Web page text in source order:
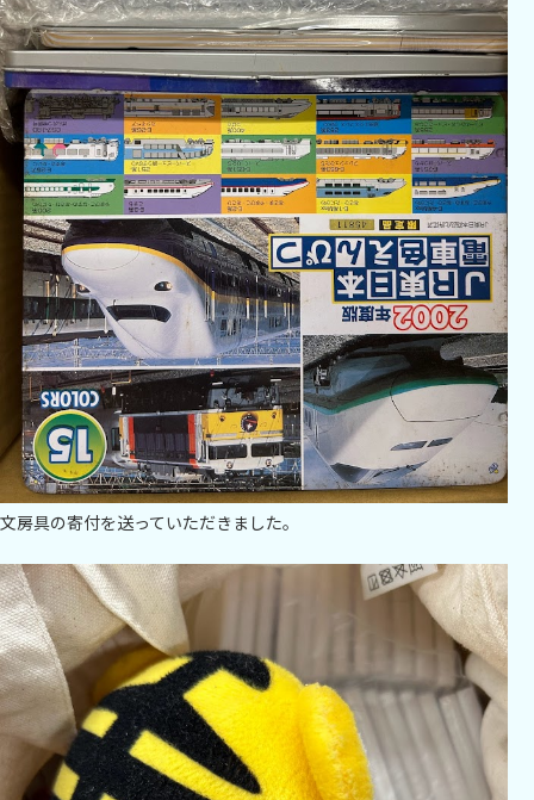
文房具の寄付を送っていただきました。